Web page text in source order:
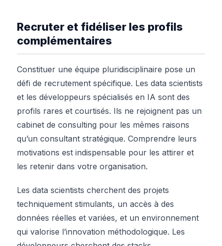
Recruter et fidéliser les profils
complémentaires
Constituer une équipe pluridisciplinaire pose un
défi de recrutement spécifique. Les data scientists
et les développeurs spécialisés en IA sont des
profils rares et courtisés. Ils ne rejoignent pas un
cabinet de consulting pour les mêmes raisons
qu’un consultant stratégique. Comprendre leurs
motivations est indispensable pour les attirer et
les retenir dans votre organisation.
Les data scientists cherchent des projets
techniquement stimulants, un accès à des
données réelles et variées, et un environnement
qui valorise l’innovation méthodologique. Les